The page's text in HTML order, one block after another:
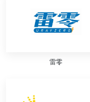
雷零